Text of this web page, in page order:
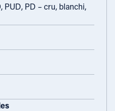
PUD, PD – cru, blanchi,